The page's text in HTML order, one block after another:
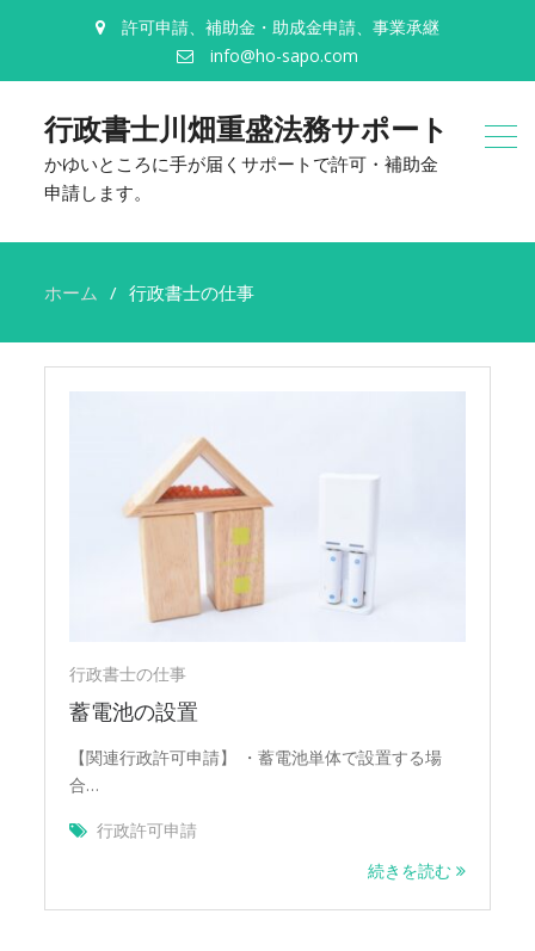
許可申請、補助金・助成金申請、事業承継
info@ho-sapo.com
行政書士川畑重盛法務サポート
かゆいところに手が届くサポートで許可・補助金
申請します。
ホーム 行政書士の仕事
行
行政書士の仕事
蓄電池の設置
【関連行政許可申請】 ・蓄電池単体で設置する場
合…
行政許可申請
続きを読む